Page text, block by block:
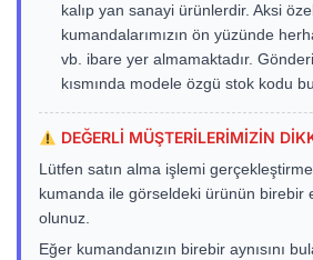
kalıp yan sanayi ürünlerdir. Aksi
kumandalarımızın ön yüzünde
vb. ibare yer almamaktadır.
kısmında modele özgü stok kodu
DEĞERLİ MÜŞTERİLERİMİZİN
Lütfen satın alma işlemi
kumanda ile görseldeki ürünün birebir
olunuz.
Eğer kumandanızın birebir aynısını